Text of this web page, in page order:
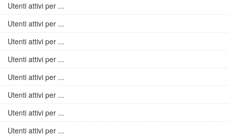
Utenti attivi per ...
Utenti attivi per ...
Utenti attivi per ...
Utenti attivi per ...
Utenti attivi per ...
Utenti attivi per ...
Utenti attivi per ...
Utenti attivi per ...